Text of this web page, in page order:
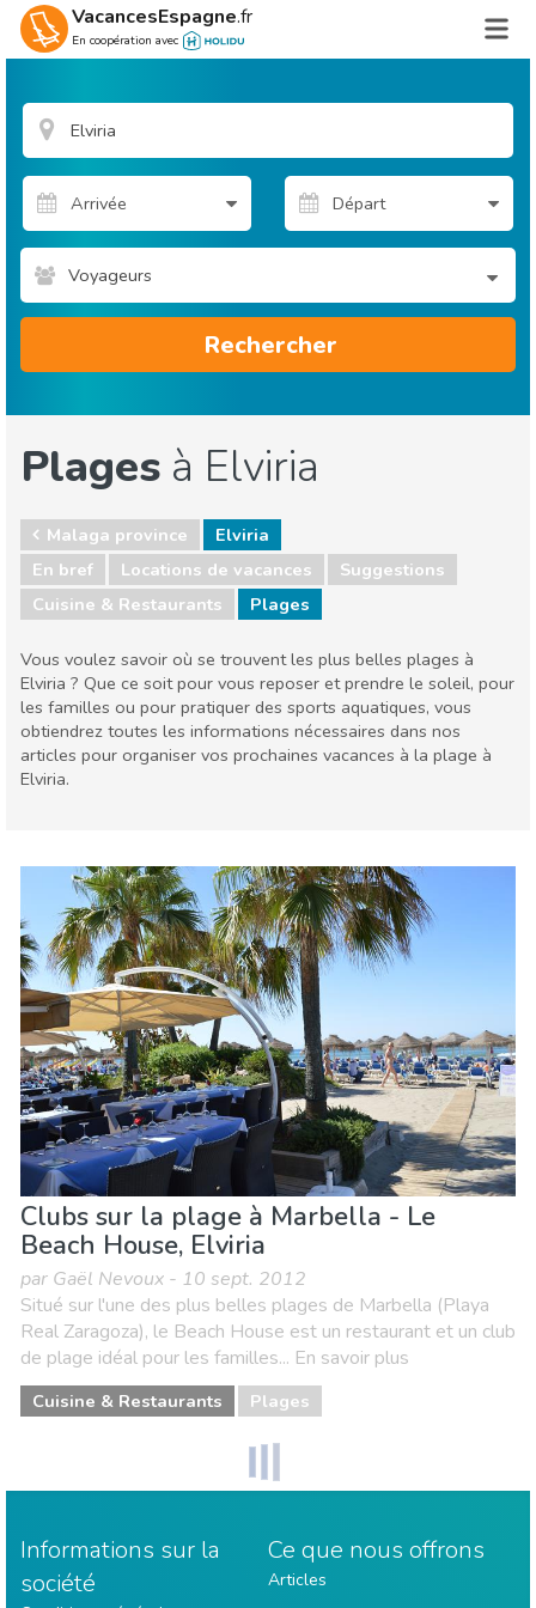
VacancesEspagne.fr
En coopération avec
Voyageurs
Rechercher
Plages à Elviria
Malaga province
Elviria
En bref
Locations de vacances
Suggestions
Cuisine & Restaurants
Plages
Vous voulez savoir où se trouvent les plus belles plages à
Elviria ? Que ce soit pour vous reposer et prendre le soleil, pour
les familles ou pour pratiquer des sports aquatiques, vous
obtiendrez toutes les informations nécessaires dans nos
articles pour organiser vos prochaines vacances à la plage à
Elviria.
Cuisine & Restaurants
Plages
Clubs sur la plage à Marbella - Le
Beach House, Elviria
par Gaël Nevoux - 10 sept. 2012
Situé sur l'une des plus belles plages de Marbella (Playa
Real Zaragoza), le Beach House est un restaurant et un club
de plage idéal pour les familles... En savoir plus
Cuisine & Restaurants Plages
Informations sur la
société
Ce que nous offrons
Articles